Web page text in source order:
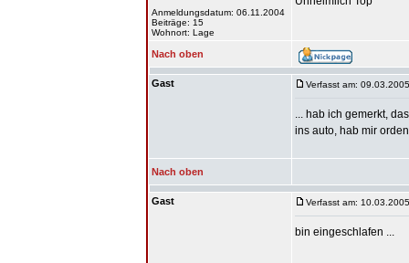
Anmeldungsdatum: 06.11.2004
Beiträge: 15
Wohnort: Lage
Nach oben
Gast Verfasst am:
... hab ich gemerkt,
ins auto, hab mir
Nach oben
Gast Verfasst am:
bin eingeschlafen ...